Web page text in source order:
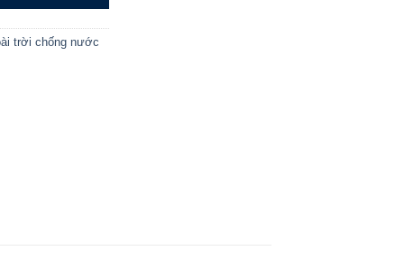
trời chống nước